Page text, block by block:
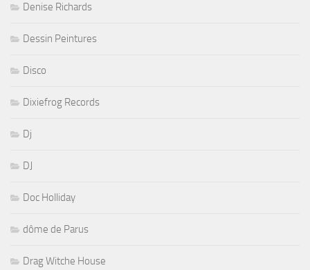
Denise Richards
Dessin Peintures
Disco
Dixiefrog Records
Dj
DJ
Doc Holliday
dôme de Parus
Drag Witche House